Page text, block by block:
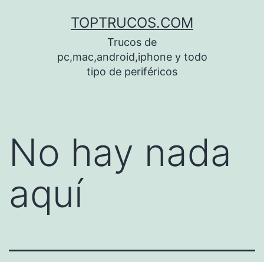
TOPTRUCOS.COM
Trucos de
pc,mac,android,iphone y todo
tipo de periféricos
No hay nada
aquí